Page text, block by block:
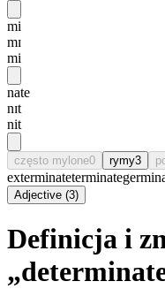
mi
mɪ
mi
nate
nɪt
nit
często mylone0 rymy3
exterminateterminate
Adjective (3)
Definicja i